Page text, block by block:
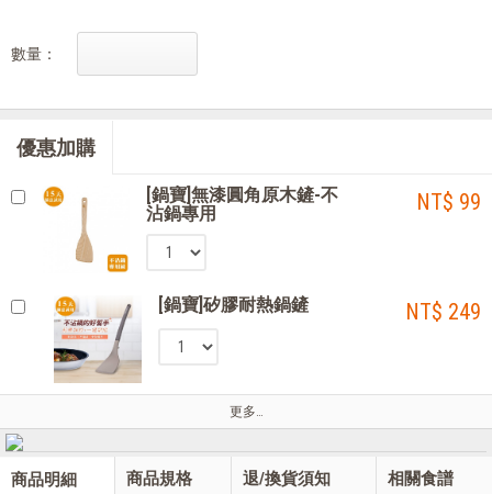
數量：
優惠加購
[鍋寶]無漆圓角原木鏟-不
沾鍋專用
NT$ 99
[鍋寶]矽膠耐熱鍋鏟 NT$ 249
更多…
商品明細 商品規格 退/換貨須知 相關食譜